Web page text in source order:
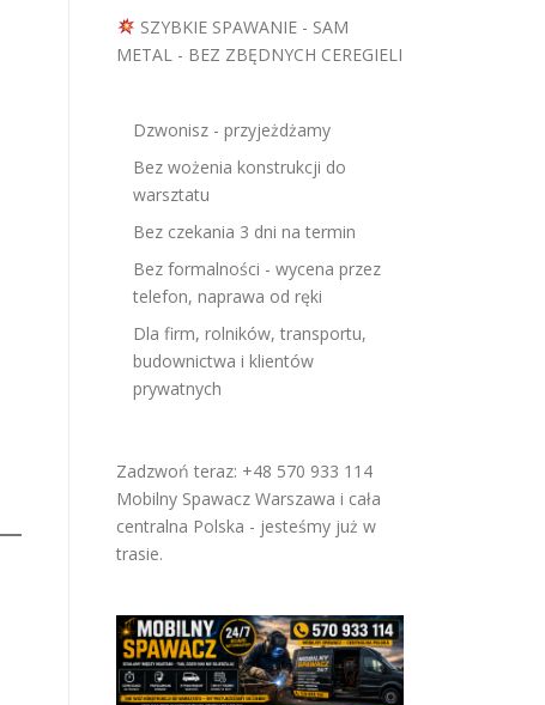
SZYBKIE SPAWANIE - SAM
METAL - BEZ ZBĘDNYCH CEREGIELI
Dzwonisz - przyjeżdżamy
Bez wożenia konstrukcji do
warsztatu
Bez czekania 3 dni na termin
Bez formalności - wycena przez
telefon, naprawa od ręki
Dla firm, rolników, transportu,
budownictwa i klientów
prywatnych
Zadzwoń teraz: +48 570 933 114
Mobilny Spawacz Warszawa i cała
centralna Polska - jesteśmy już w
trasie.